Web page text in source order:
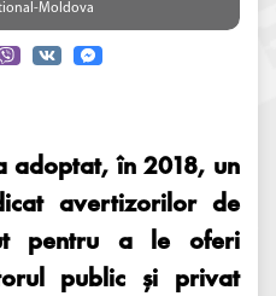
Moldova
adoptat, în 2018, un
avertizorilor de
pentru a le oferi
public și privat